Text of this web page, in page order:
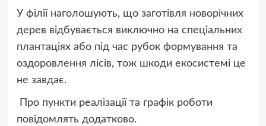
У філії наголошують, що заготівля новорічних
дерев відбувається виключно на спеціальних
плантаціях або під час рубок формування та
оздоровлення лісів, тож шкоди екосистемі це
не завдає.
Про пункти реалізації та графік роботи
повідомлять додатково.